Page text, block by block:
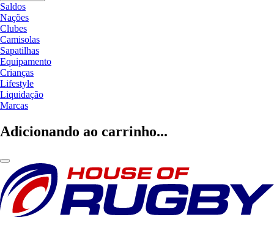
Saldos
Nações
Clubes
Camisolas
Sapatilhas
Equipamento
Crianças
Lifestyle
Liquidação
Marcas
Adicionando ao carrinho...